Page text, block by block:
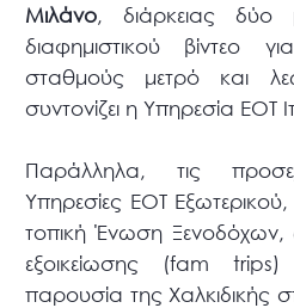
Μιλάνο, διάρκειας
διαφημιστικού βίντεο
σταθμούς μετρό και
συντονίζει η Υπηρεσία ΕΟΤ
Παράλληλα, τις
Υπηρεσίες ΕΟΤ
τοπική Ένωση Ξενοδόχων,
εξοικείωσης (fam
παρουσία της Χαλκιδικής